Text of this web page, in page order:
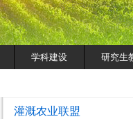
学科建设 研究生
灌溉农业联盟